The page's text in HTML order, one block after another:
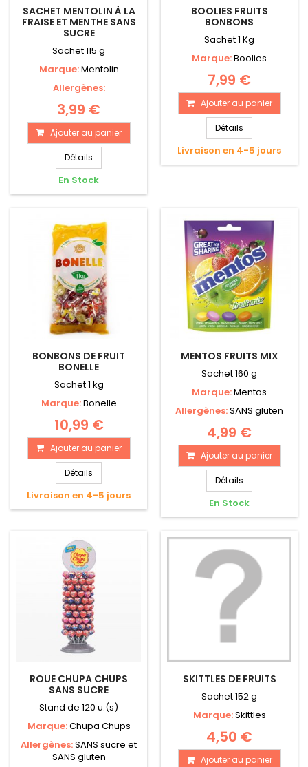
SACHET MENTOLIN À LA
FRAISE ET MENTHE SANS
SUCRE
Sachet 115 g
Marque:Mentolin
Allergènes:
3,99 €
Ajouter au panier
Détails
En Stock
BOOLIES FRUITS
BONBONS
Sachet 1 Kg
Marque:Boolies
7,99 €
Ajouter au panier
Détails
Livraison en 4-5 jours
BONBONS DE FRUIT
BONELLE
Sachet 1 kg
Marque:Bonelle
10,99 €
Ajouter au panier
Détails
Livraison en 4-5 jours
MENTOS FRUITS MIX
Sachet 160 g
Marque:Mentos
Allergènes:SANS gluten
4,99 €
Ajouter au panier
Détails
En Stock
ROUE CHUPA CHUPS
SANS SUCRE
Stand de 120 u.(s)
Marque:Chupa Chups
Allergènes:SANS sucre et
SANS gluten
SKITTLES DE FRUITS
Sachet 152 g
Marque:Skittles
4,50 €
Ajouter au panier